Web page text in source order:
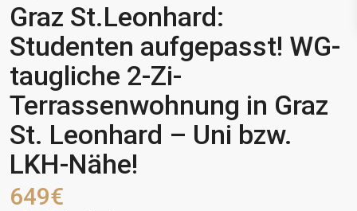
Graz St.Leonhard:
Studenten aufgepasst! WG-
taugliche 2-Zi-
Terrassenwohnung in Graz
St. Leonhard – Uni bzw.
LKH-Nähe!
649€